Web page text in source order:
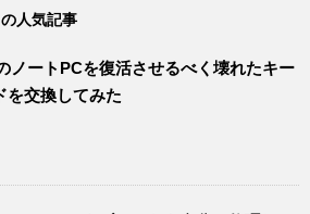
人気記事
ノートPCを復活させるべく壊れたキー
を交換してみた